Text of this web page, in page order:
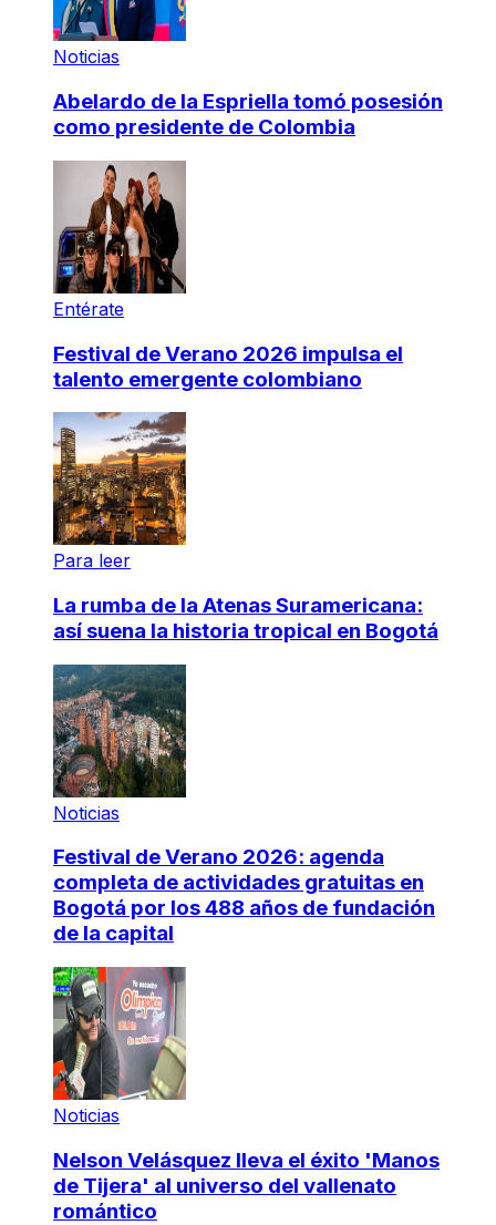
Noticias
Abelardo de la Espriella tomó posesión
como presidente de Colombia
Entérate
Festival de Verano 2026 impulsa el
talento emergente colombiano
Para leer
La rumba de la Atenas Suramericana:
así suena la historia tropical en Bogotá
Noticias
Festival de Verano 2026: agenda
completa de actividades gratuitas en
Bogotá por los 488 años de fundación
de la capital
Noticias
Nelson Velásquez lleva el éxito 'Manos
de Tijera' al universo del vallenato
romántico